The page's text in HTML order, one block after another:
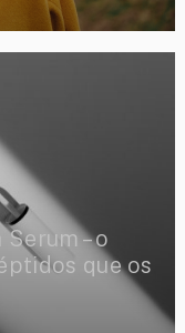
– o
que os